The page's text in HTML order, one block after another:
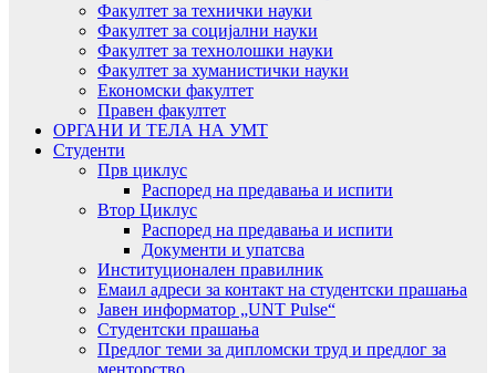
Факултет за технички науки
Факултет за социјални науки
Факултет за технолошки науки
Факултет за хуманистички науки
Економски факултет
Правен факултет
ОРГАНИ И ТЕЛА НА УМТ
Студенти
Прв циклус
Распоред на предавањa и испити
Втор Циклус
Распоред на предавањa и испити
Документи и упатсва
Институционален правилник
Емаил адреси за контакт на студентски прашања
Јавен информатор „UNT Pulse“
Студентски прашања
Предлог теми за дипломски труд и предлог за
менторство